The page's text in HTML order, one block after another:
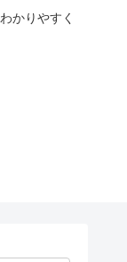
かりやすく